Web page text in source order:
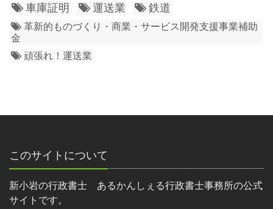
車庫証明 運送業 鉄道
革新的ものづくり・商業・サービス開発支援事業補助
金
頑張れ！運送業
このサイトについて
新小岩の行政書士 あるかんしぇる行政書士事務所の公式
サイトです。